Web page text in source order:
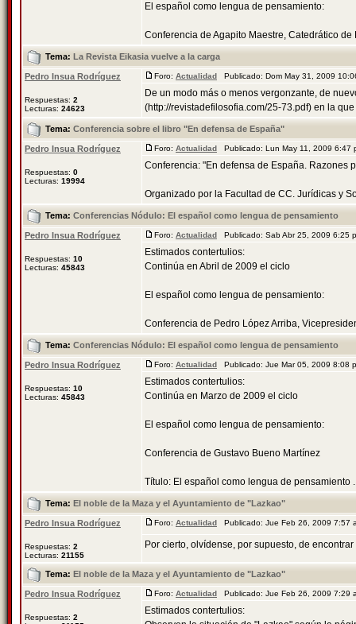
El español como lengua de pensamiento:
Conferencia de Agapito Maestre, Catedrático
Tema: La Revista Eikasia vuelve a la carga
Pedro Insua Rodríguez
Respuestas: 2
Lecturas: 24623
Foro: Actualidad Publicado: Dom May 31, 2009
De un modo más o menos vergonzante, de
(http://revistadefilosofia.com/25-73.pdf) en la
Tema: Conferencia sobre el libro "En defensa de España"
Pedro Insua Rodríguez
Respuestas: 0
Lecturas: 19994
Foro: Actualidad Publicado: Lun May 11, 2009
Conferencia: "En defensa de España. Razones
Organizado por la Facultad de CC. Jurídicas y
Tema: Conferencias Nódulo: El español como lengua de pensamiento
Pedro Insua Rodríguez
Respuestas: 10
Lecturas: 45843
Foro: Actualidad Publicado: Sab Abr 25, 2009
Estimados contertulios:
Continúa en Abril de 2009 el ciclo
El español como lengua de pensamiento:
Conferencia de Pedro López Arriba,
Tema: Conferencias Nódulo: El español como lengua de pensamiento
Pedro Insua Rodríguez
Respuestas: 10
Lecturas: 45843
Foro: Actualidad Publicado: Jue Mar 05, 2009
Estimados contertulios:
Continúa en Marzo de 2009 el ciclo
El español como lengua de pensamiento:
Conferencia de Gustavo Bueno Martínez
Título: El español como lengua de pensamiento
Tema: El noble de la Maza y el Ayuntamiento de "Lazkao"
Pedro Insua Rodríguez
Respuestas: 2
Lecturas: 21155
Foro: Actualidad Publicado: Jue Feb 26, 2009
Por cierto, olvídense, por supuesto, de
Tema: El noble de la Maza y el Ayuntamiento de "Lazkao"
Pedro Insua Rodríguez
Respuestas: 2
Foro: Actualidad Publicado: Jue Feb 26, 2009
Estimados contertulios: